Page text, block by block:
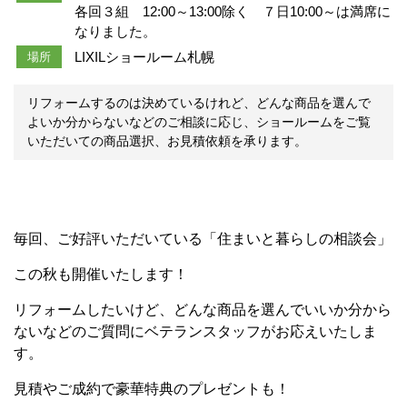
各回３組 12:00～13:00除く ７日10:00～は満席に
なりました。
場所 LIXILショールーム札幌
リフォームするのは決めているけれど、どんな商品を選んで
よいか分からないなどのご相談に応じ、ショールームをご覧
いただいての商品選択、お見積依頼を承ります。
毎回、ご好評いただいている「住まいと暮らしの相談会」
この秋も開催いたします！
リフォームしたいけど、どんな商品を選んでいいか分から
ないなどのご質問にベテランスタッフがお応えいたしま
す。
見積やご成約で豪華特典のプレゼントも！